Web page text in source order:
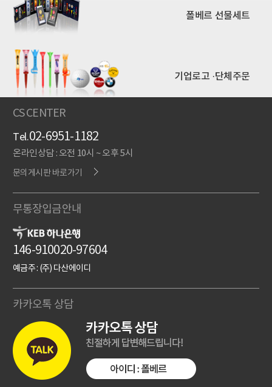
폴베르 선물세트
기업로고 ·단체주문
CS CENTER
Tel.02-6951-1182
온라인상담 : 오전 10시 ~ 오후 5시
문의게시판 바로가기
무통장입금안내
146-910020-97604
예금주 : (주) 다산에이디
카카오톡 상담